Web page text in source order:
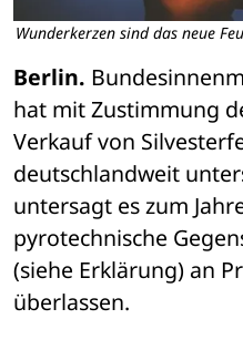
Wunderkerzen sind das neue
Berlin.
hat mit Zustimmung
Verkauf von
deutschlandweit
untersagt es zum
pyrotechnische
(siehe Erklärung) an
überlassen.